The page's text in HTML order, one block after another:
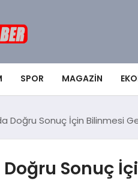
SPOR MAGAZIN
Doğru Sonuç İçin Bilinmesi
Doğru Sonuç